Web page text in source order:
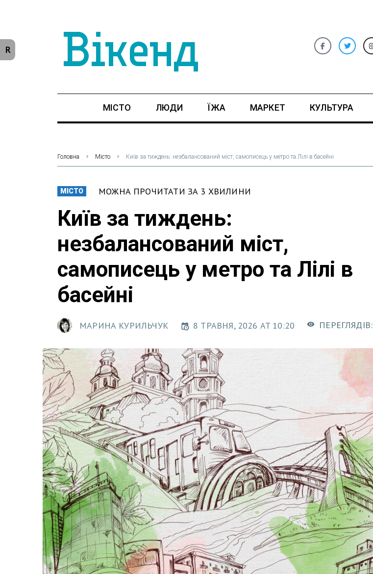
МІСТО ЛЮДИ ЇЖА МАРКЕТ КУЛЬТУРА
Головна Місто Київ за тиждень: незбалансований міст, самописець у метро та Лілі в басейні
МІСТО МОЖНА ПРОЧИТАТИ ЗА 3 ХВИЛИНИ
Київ за тиждень:
незбалансований міст,
самописець у метро та Лілі в
басейні
МАРИНА КУРИЛЬЧУК 8 ТРАВНЯ, 2026 AT 10:20 ПЕРЕГЛЯДІВ:
R